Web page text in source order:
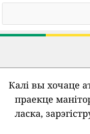
Калі вы хочаце
праекце
ласка,